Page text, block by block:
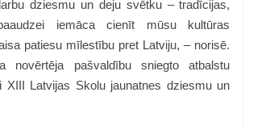
dziesmu un deju svētku – tradīcijas,
iemāca cienīt mūsu kultūras
patiesu mīlestību pret Latviju, – norisē.
novērtēja pašvaldību sniegto atbalstu
XIII Latvijas Skolu jaunatnes dziesmu un